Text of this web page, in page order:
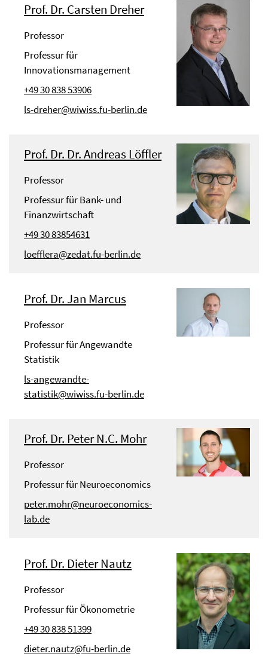
Prof. Dr. Carsten Dreher
Professor
Professur für
Innovationsmanagement
+49 30 838 53906
ls-dreher@wiwiss.fu-berlin.de
Prof. Dr. Dr. Andreas Löffler
Professor
Professur für Bank- und
Finanzwirtschaft
+49 30 83854631
loefflera@zedat.fu-berlin.de
Prof. Dr. Jan Marcus
Professor
Professur für Angewandte
Statistik
ls-angewandte-
statistik@wiwiss.fu-berlin.de
Prof. Dr. Peter N.C. Mohr
Professor
Professur für Neuroeconomics
peter.mohr@neuroeconomics-
lab.de
Prof. Dr. Dieter Nautz
Professor
Professur für Ökonometrie
+49 30 838 51399
dieter.nautz@fu-berlin.de